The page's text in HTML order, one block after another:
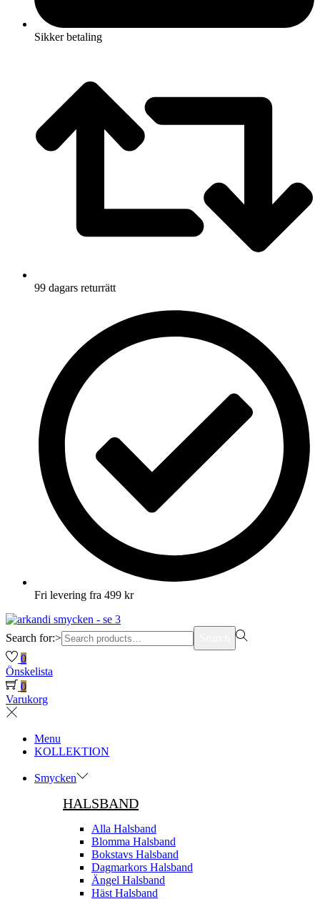
Sikker betaling
99 dagars returrätt
Fri levering fra 499 kr
Search for:>
0
Önskelista
0
Varukorg
Menu
KOLLEKTION
Smycken
HALSBAND
Alla Halsband
Blomma Halsband
Bokstavs Halsband
Dagmarkors Halsband
Ängel Halsband
Häst Halsband